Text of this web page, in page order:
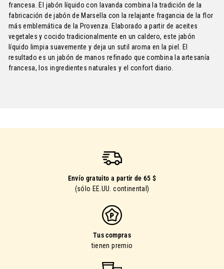
francesa. El jabón líquido con lavanda combina la tradición de la
fabricación de jabón de Marsella con la relajante fragancia de la flor
más emblemática de la Provenza. Elaborado a partir de aceites
vegetales y cocido tradicionalmente en un caldero, este jabón
líquido limpia suavemente y deja un sutil aroma en la piel. El
resultado es un jabón de manos refinado que combina la artesanía
francesa, los ingredientes naturales y el confort diario.
Envío gratuito a partir de 65 $
(sólo EE.UU. continental)
Tus compras
tienen premio